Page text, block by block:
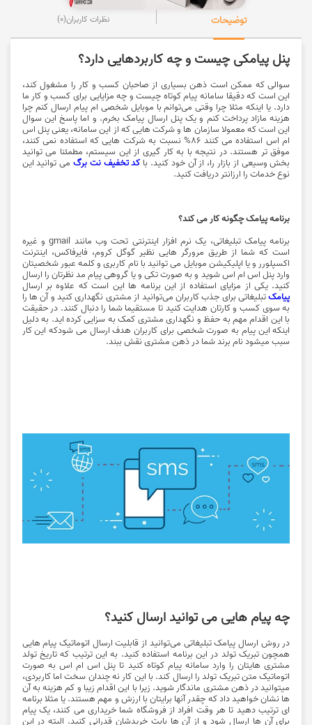
توضیحات نظرات کاربران(0)
پنل پیامکی چیست و چه کاربردهایی دارد؟
سوالی که ممکن است ذهن بسیاری از صاحبان کسب و کار را مشغول کند،
این است که دقیقا سامانه پیام کوتاه چیست و چه مزایایی برای کسب و کار ما
دارد. یا اینکه مثلا چرا وقتی می‌توانم با موبایل شخصی ام پیام ارسال کنم چرا
هزینه مازاد پرداخت کنم و یک پنل ارسال پیامک بخرم. و اما پاسخ این سوال
این است که معمولا سازمان ها و شرکت هایی که از این سامانه، یعنی پنل اس
ام اس استفاده می کنند 86% نسبت به شرکت هایی که استفاده نمی کنند،
موفق تر هستند. در نتیجه با به کار گیری از این سیستم، مطمئنا می توانید
بخش وسیعی از بازار را، از آن خود کنید. با کد تخفیف نت برگمی توانید این
نوع خدمات را ارزانتر دریافت کنید.
برنامه پیامک چگونه کار می کند؟
برنامه پیامک تبلیغاتی، یک نرم افزار اینترنتی تحت وب مانند gmail و غیره
است که شما از طریق مرورگر هایی نظیر گوگل کروم، فایرفاکس، اینترنت
اکسپلورر و یا اپلیکیشن موبایل می توانید با نام کاربری و کلمه عبور شخصیتان
وارد پنل اس ام اس ‌شوید و به صورت تکی و یا گروهی پیام مد نظرتان را ارسال
کنید. یکی از مزایای استفاده از این برنامه ها این است که علاوه بر ارسال
پیامکتبلیغاتی برای جذب کاربران می‌توانید از مشتری نگهداری کنید و آن ها را
به سوی کسب و کارتان هدایت کنید تا مستقیما شما را دنبال کنند. در حقیقت
با این اقدام مهم به حفظ و نگهداری مشتری کمک به سزایی کرده اید. به دلیل
اینکه این پیام به صورت شخصی برای کاربران هدف ارسال می شود­که این کار
سبب میشود نام برند شما در ذهن مشتری نقش ببند.
چه پیام هایی می توانید ارسال کنید؟
در روش ارسال پیامک تبلیغاتی می‌توانید از قابلیت ارسال اتوماتیک پیام هایی
همچون تبریک تولد در این برنامه استفاده کنید. به این ترتیب که تاریخ تولد
مشتری هایتان را وارد سامانه پیام کوتاه کنید تا پنل اس ام اس به ‌صورت
اتوماتیک متن تبریک تولد را ارسال کند. با این کار نه چندان سخت اما کاربردی،
میتوانید در ذهن مشتری ماندگار شوید. زیرا با این اقدام زیبا و کم هزینه به آن
ها نشان خواهید داد که چقدر آنها برایتان با ارزش و مهم هستند. یا مثلا برنامه
ای ترتیب دهید تا هر وقت افراد از فروشگاه شما خریداری می کنند، یک پیام
برای آن ها ارسال شود و از آن ها بابت خریدشان قدرانی کنید. البته در این